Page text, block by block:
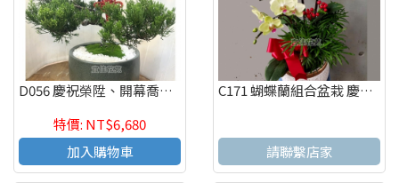
D056 慶祝榮陞、開幕喬遷、參展成功、招財進寶盆栽
特價: NT$6,680
加入購物車
C171 蝴蝶蘭組合盆栽 慶祝榮陞、開幕喬遷、參展成功、祝賀花禮
請聯繫店家